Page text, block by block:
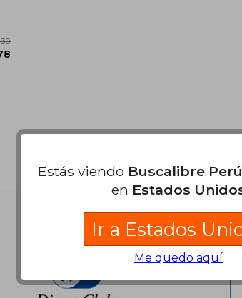
Nuestras Formas de
Estás viendo Buscalibre Perú
en Estados
Ir a Estados
Me quedo aquí